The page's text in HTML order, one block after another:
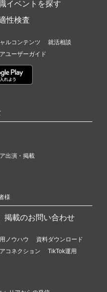
イベントを探す
性検査
ルコンテンツ
就活相談
ユーザーガイド
出演・掲載
様
掲載のお問い合わせ
ノウハウ
資料ダウンロード
コネクション
TikTok運用